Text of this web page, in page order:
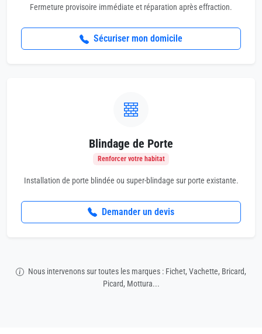
Fermeture provisoire immédiate et réparation après effraction.
Sécuriser mon domicile
Blindage de Porte
Renforcer votre habitat
Installation de porte blindée ou super-blindage sur porte existante.
Demander un devis
Nous intervenons sur toutes les marques : Fichet, Vachette, Bricard,
Picard, Mottura...